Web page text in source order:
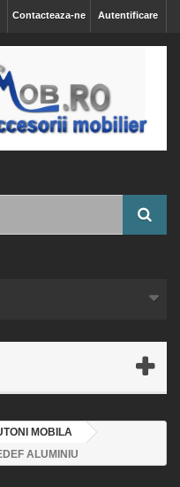
Autentificare
Contacteaza-ne
MOBILA
ALUMINIU